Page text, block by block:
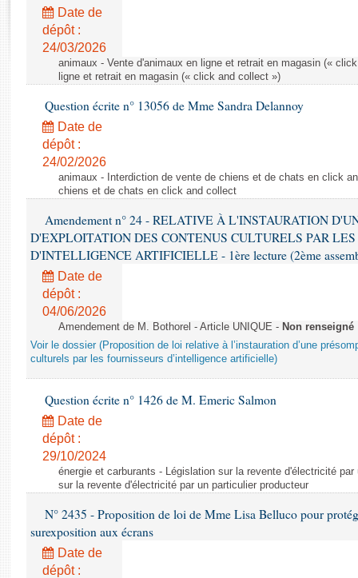
Rapports législatifs
Rapports sur l'application des lois
Baromètre de l’application des lois
Dossiers législatifs
Budget et sécurité sociale
Questions écrites et orales
Comptes rendus des débats
Date de
dépôt :
24/03/2026
animaux - Vente d'animaux en ligne et retrait en magasin («
ligne et retrait en magasin (« click and collect »)
Question écrite n° 13056 de Mme Sandra Delannoy
Date de
dépôt :
24/02/2026
animaux - Interdiction de vente de chiens et de chats en click
chiens et de chats en click and collect
Amendement n° 24 - RELATIVE À L'INSTAURATION
D'EXPLOITATION DES CONTENUS CULTURELS PAR LES
D'INTELLIGENCE ARTIFICIELLE - 1ère lecture (2ème
Date de
dépôt :
04/06/2026
Amendement de M. Bothorel - Article UNIQUE - Non renseigné
Voir le dossier (Proposition de loi relative à l’instauration d’une
culturels par les fournisseurs d’intelligence artificielle)
Question écrite n° 1426 de M. Emeric Salmon
Date de
dépôt :
29/10/2024
énergie et carburants - Législation sur la revente d'électricité
sur la revente d'électricité par un particulier producteur
N° 2435 - Proposition de loi de Mme Lisa Belluco pour
surexposition aux écrans
Date de
dépôt :